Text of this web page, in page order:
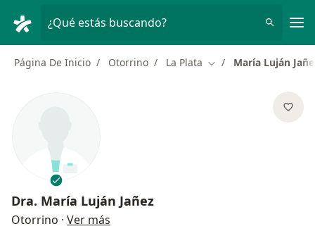
¿Qué estás buscando?
Página De Inicio Otorrino La Plata Cambiar de ciudad
María Luján
Dra. María Luján Jañez
Otorrino · Ver más